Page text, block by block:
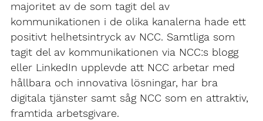
majoritet av de som tagit del av
kommunikationen i de olika kanalerna hade ett
positivt helhetsintryck av NCC. Samtliga som
tagit del av kommunikationen via NCC:s blogg
eller LinkedIn upplevde att NCC arbetar med
hållbara och innovativa lösningar, har bra
digitala tjänster samt såg NCC som en attraktiv,
framtida arbetsgivare.